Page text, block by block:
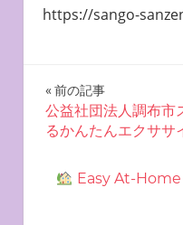
https://sango-
投
稿
ナ
前の記事
公益社団法人調布
るかんたんエクササ
Easy At-